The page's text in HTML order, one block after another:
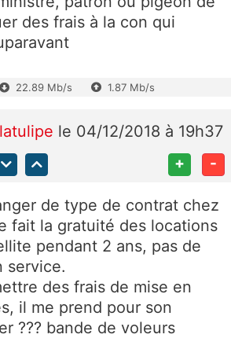
des frais à la con qui
22.89 Mb/s 1.87 Mb/s
latulipe le 04/12/2018 à 19h37
+ -
de type de contrat chez
fait la gratuité des locations
pendant 2 ans, pas de
service.
des frais de mise en
il me prend pour son
??? bande de voleurs